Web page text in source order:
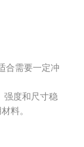
合需要一定冲
强度和尺寸稳
料。